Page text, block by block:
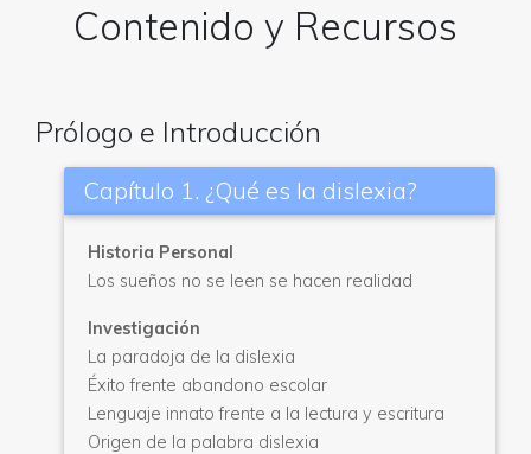
Contenido y Recursos
Prólogo e Introducción
Capítulo 1. ¿Qué es la dislexia?
Historia Personal
Los sueños no se leen se hacen realidad
Investigación
La paradoja de la dislexia
Éxito frente abandono escolar
Lenguaje innato frente a la lectura y escritura
Origen de la palabra dislexia